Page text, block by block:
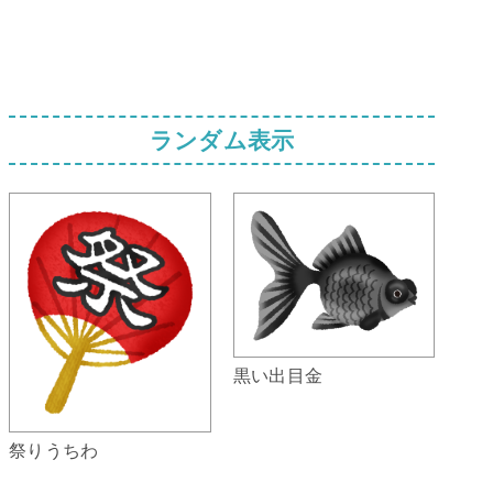
ランダム表示
祭りうちわ
黒い出目金